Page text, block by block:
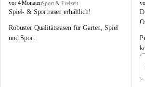
M
a
e
r
vor 4 MonatenSport & Freizeit
Spiel- & Sportrasen erhältlich!
Robuster Qualitätsrasen für Garten, Spiel
und Sport
a
y
r
G
ü
e